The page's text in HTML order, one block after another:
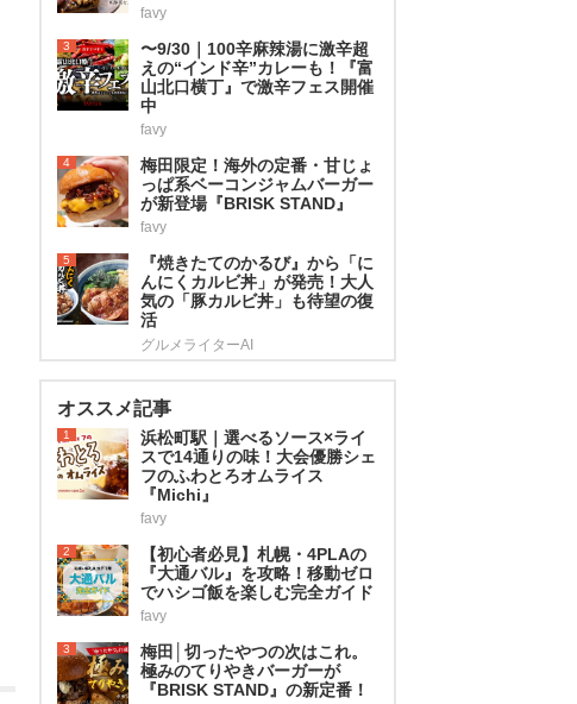
favy
3
〜9/30｜100辛麻辣湯に激辛超
えの“インド辛”カレーも！『富
山北口横丁』で激辛フェス開催
中
favy
4
梅田限定！海外の定番・甘じょ
っぱ系ベーコンジャムバーガー
が新登場『BRISK STAND』
favy
5
『焼きたてのかるび』から「に
んにくカルビ丼」が発売！大人
気の「豚カルビ丼」も待望の復
活
グルメライターAI
オススメ記事
1
浜松町駅｜選べるソース×ライ
スで14通りの味！大会優勝シェ
フのふわとろオムライス
『Michi』
favy
2
【初心者必見】札幌・4PLAの
『大通バル』を攻略！移動ゼロ
でハシゴ飯を楽しむ完全ガイド
favy
3
梅田│切ったやつの次はこれ。
極みのてりやきバーガーが
『BRISK STAND』の新定番！